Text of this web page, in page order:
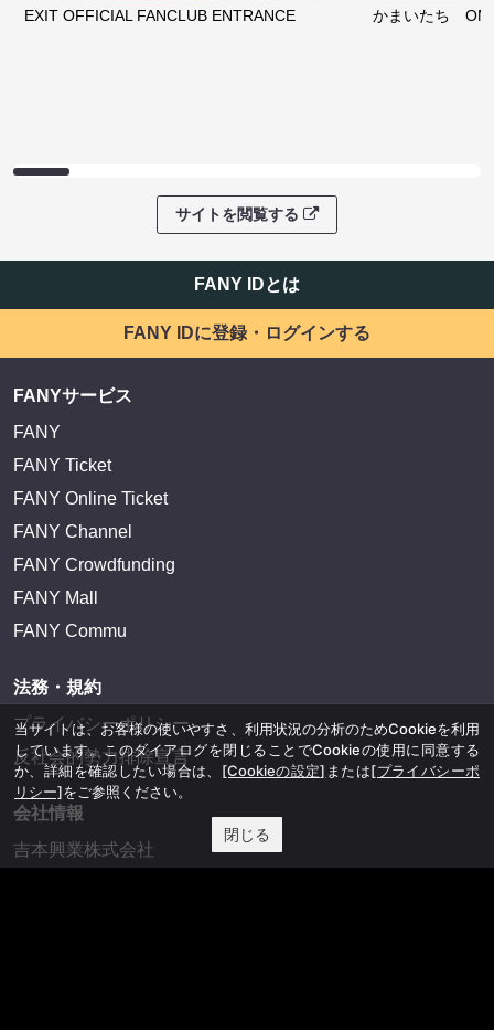
EXIT OFFICIAL FANCLUB ENTRANCE かまいたち
サイトを閲覧する
FANY IDとは
FANY IDに登録・ログインする
FANYサービス
FANY
FANY Ticket
FANY Online Ticket
FANY Channel
FANY Crowdfunding
FANY Mall
FANY Commu
法務・規約
プライバシーポリシー
反社会的勢力排除宣言
会社情報
吉本興業株式会社
当サイトは、お客様の使いやすさ、利用状況の分析のためCookieを利用
しています。このダイアログを閉じることでCookieの使用に同意する
か、詳細を確認したい場合は、 [Cookieの設定] または[プライバシーポ
リシー]をご参照ください。
閉じる